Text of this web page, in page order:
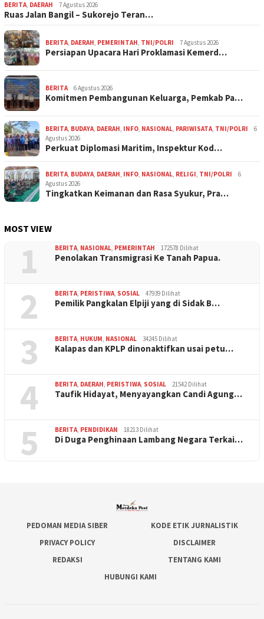
BERITA, DAERAH 7 Agustus 2026
Ruas Jalan Bangil – Sukorejo Teran…
BERITA, DAERAH, PEMERINTAH, TNI/POLRI 7 Agustus 2026
Persiapan Upacara Hari Proklamasi Kemerd…
BERITA 6 Agustus 2026
Komitmen Pembangunan Keluarga, Pemkab Pa…
BERITA, BUDAYA, DAERAH, INFO, NASIONAL, PARIWISATA, TNI/POLRI
6
Agustus 2026
Perkuat Diplomasi Maritim, Inspektur Kod…
BERITA, BUDAYA, DAERAH, INFO, NASIONAL, RELIGI, TNI/POLRI
6
Agustus 2026
Tingkatkan Keimanan dan Rasa Syukur, Pra…
MOST VIEW
1 BERITA, NASIONAL, PEMERINTAH 172578 Dilihat
Penolakan Transmigrasi Ke Tanah Papua.
2 BERITA, PERISTIWA, SOSIAL 47939 Dilihat
Pemilik Pangkalan Elpiji yang di Sidak B…
3 BERITA, HUKUM, NASIONAL 34245 Dilihat
Kalapas dan KPLP dinonaktifkan usai petu…
4 BERITA, DAERAH, PERISTIWA, SOSIAL 21542 Dilihat
Taufik Hidayat, Menyayangkan Candi Agung…
5 BERITA, PENDIDIKAN 18213 Dilihat
Di Duga Penghinaan Lambang Negara Terkai…
PEDOMAN MEDIA SIBER
KODE ETIK JURNALISTIK
PRIVACY POLICY
DISCLAIMER
REDAKSI
TENTANG KAMI
HUBUNGI KAMI